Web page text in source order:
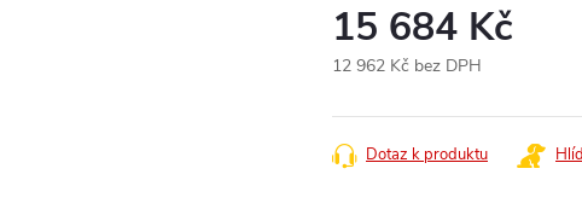
15 684 Kč
12 962 Kč bez DPH
cena:
Dotaz k produktu